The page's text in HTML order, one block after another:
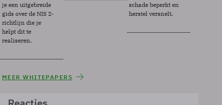
je een uitgebreide
gids over de NIS 2-
richtlijn die je
helpt dit te
realiseren.
schade beperkt en
herstel versnelt.
MEER WHITEPAPERS